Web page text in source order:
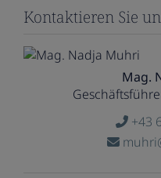
Kontaktieren Sie
Mag.
+43